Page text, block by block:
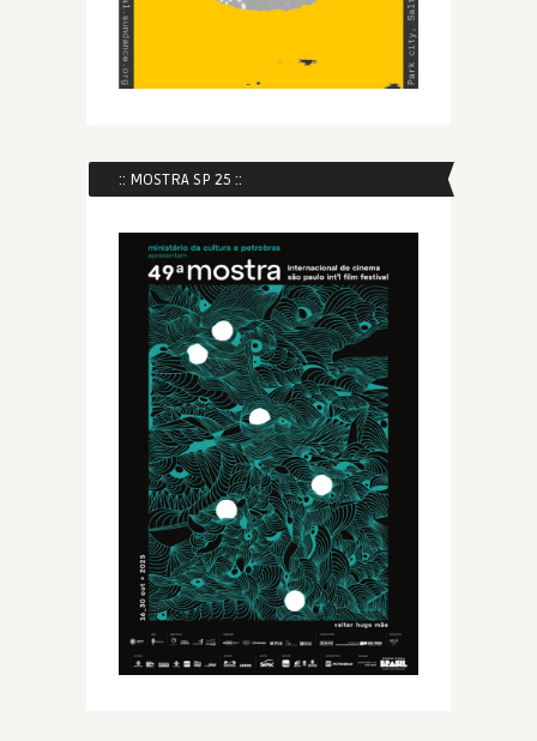
:: MOSTRA SP 25 ::